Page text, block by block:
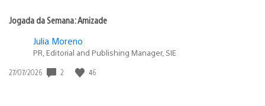
Jogada da Semana: Amizade
Julia Moreno
PR, Editorial and Publishing Manager, SIE
Data
27/07/2026 2 46